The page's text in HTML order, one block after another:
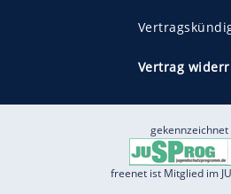
Vertrag
freenet ist Mitglied im